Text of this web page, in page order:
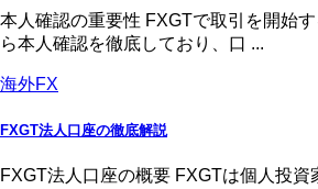
本人確認の重要性 FXGTで取引を開始
ら本人確認を徹底しており、口 ...
海外FX
FXGT法人口座の徹底解説
FXGT法人口座の概要 FXGTは個人投